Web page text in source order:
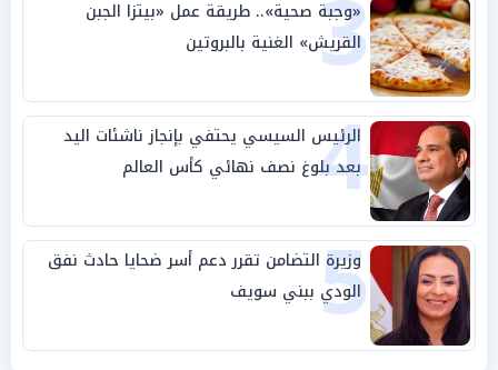
3
«وجبة صحية».. طريقة عمل «بيتزا الجبن
القريش» الغنية بالبروتين
4
الرئيس السيسي يحتفي بإنجاز ناشئات اليد
بعد بلوغ نصف نهائي كأس العالم
5
وزيرة التضامن تقرر دعم أسر ضحايا حادث نفق
الودي ببني سويف